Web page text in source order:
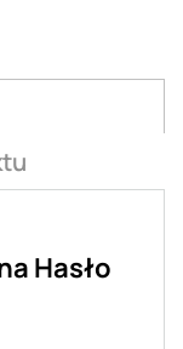
Hasło